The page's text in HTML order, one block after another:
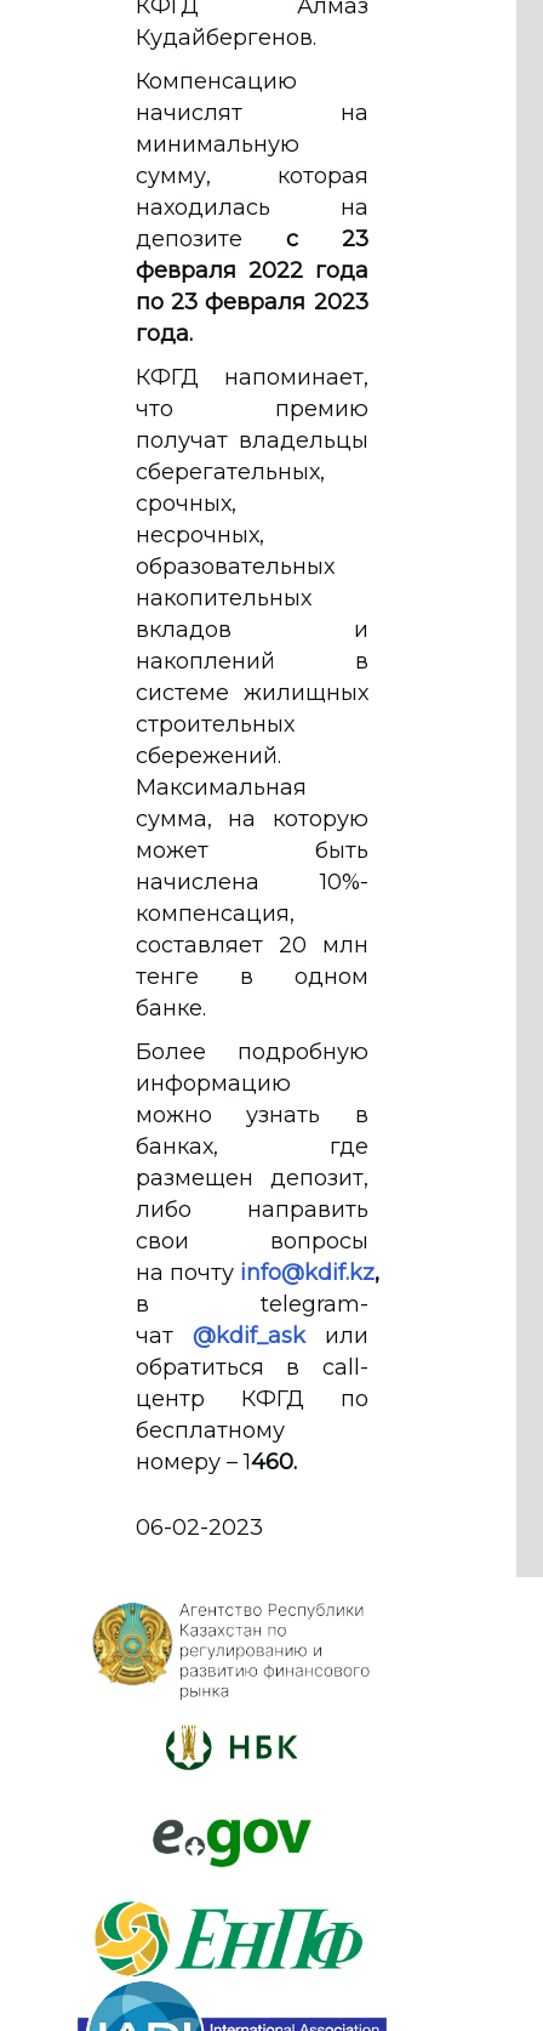
КФГД Алмаз
Кудайбергенов.
Компенсацию
начислят на
минимальную
сумму, которая
находилась на
депозите с 23
февраля 2022 года
по 23 февраля 2023
года.
КФГД напоминает,
что премию
получат владельцы
сберегательных,
срочных,
несрочных,
образовательных
накопительных
вкладов и
накоплений в
системе жилищных
строительных
сбережений.
Максимальная
сумма, на которую
может быть
начислена 10%-
компенсация,
составляет 20 млн
тенге в одном
банке.
Более подробную
информацию
можно узнать в
банках, где
размещен депозит,
либо направить
свои вопросы
на почту info@kdif.kz,
в telegram-
чат @kdif_ask
или
обратиться в call-
центр КФГД по
бесплатному
номеру – 1460.
06-02-2023